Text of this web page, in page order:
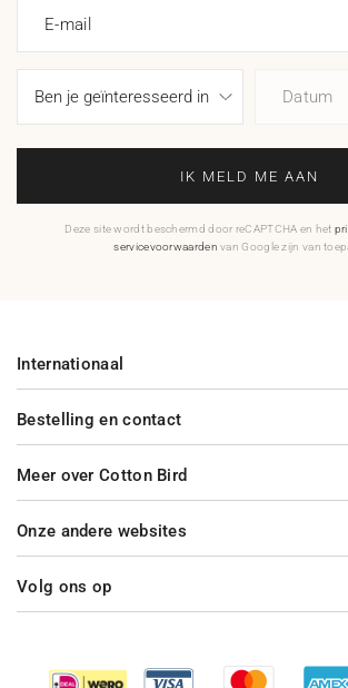
E-mail
Datum
IK MELD ME AAN
Deze site wordt beschermd door reCAPTCHA en het
servicevoorwaarden van Google zijn van
Bestelling en contact
Meer over Cotton Bird
Internationaal
Onze andere websites
Volg ons op